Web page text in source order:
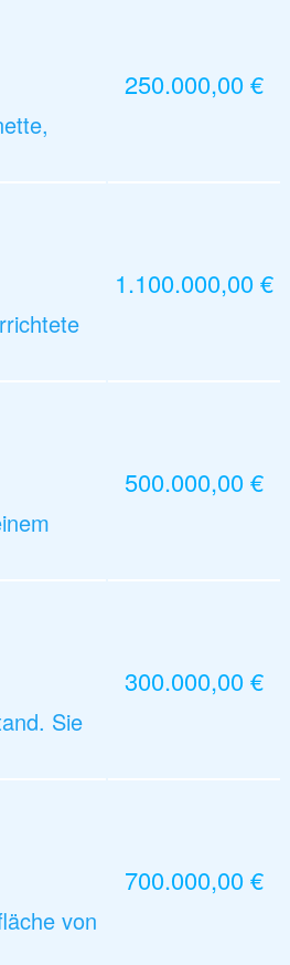
250.000,00 €
1.100.000,00 €
500.000,00 €
Sie
300.000,00 €
von
700.000,00 €